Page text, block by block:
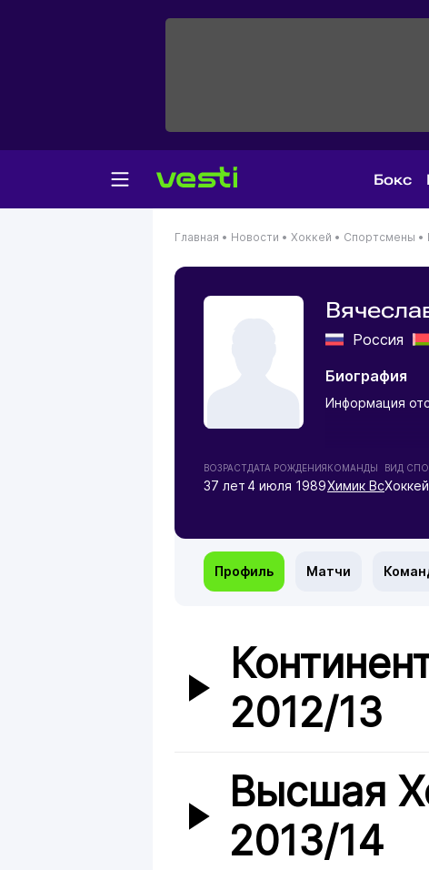
Бокс
Главная • Новости • Хоккей • Спортсмены •
Россия
Биография
Информация
ВОЗРАСТ
37 лет
ДАТА РОЖДЕНИЯ
4 июля 1989
КОМАНДЫ
Химик Вс
ВИД
Хоккей
Профиль Матчи
2012/13
Высшая
2013/14